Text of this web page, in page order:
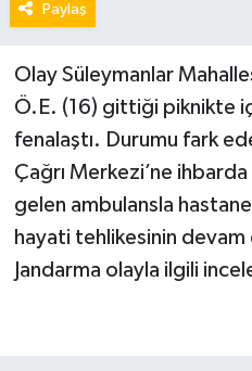
Paylaş
Olay Süleymanlar
Ö.E. (16) gittiği piknikte
fenalaştı. Durumu fark
Çağrı Merkezi’ne
gelen ambulansla
hayati tehlikesinin
Jandarma olayla ilgili